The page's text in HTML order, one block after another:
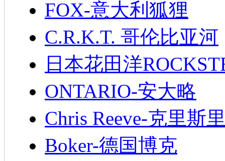
FOX-意大利狐狸
C.R.K.T. 哥伦比亚河
日本花田洋
ONTARIO-安大略
Chris Reeve-克里斯
Boker-德国博克